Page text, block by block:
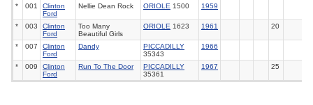
*
001
Clinton
Ford
Nellie Dean Rock ORIOLE 1500 1959
* 003
Clinton
Ford
Too Many
Beautiful Girls
ORIOLE 1623 1961 20
* 007
Clinton
Ford
Dandy
PICCADILLY
35343
1966
* 009
Clinton
Ford
Run To The Door
PICCADILLY
35361
1967 25